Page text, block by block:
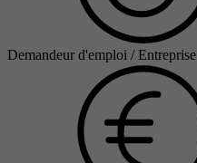
Demandeur d'emploi / Entreprise